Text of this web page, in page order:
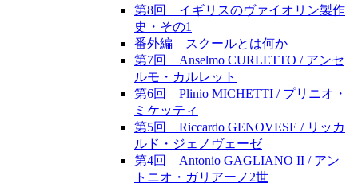
第8回 イギリスのヴァイオリン製作
史・その1
番外編 スクールとは何か
第7回 Anselmo CURLETTO / アンセ
ルモ・カルレット
第6回 Plinio MICHETTI / プリニオ・
ミケッティ
第5回 Riccardo GENOVESE / リッカ
ルド・ジェノヴェーゼ
第4回 Antonio GAGLIANO II / アン
トニオ・ガリアーノ2世